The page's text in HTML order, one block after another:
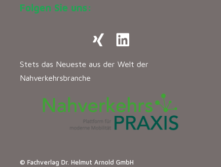
Folgen Sie uns:
Stets das Neueste aus der Welt der
Nahverkehrsbranche
© Fachverlag Dr. Helmut Arnold GmbH